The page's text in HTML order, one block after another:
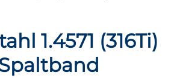
1.4571 (316Ti)